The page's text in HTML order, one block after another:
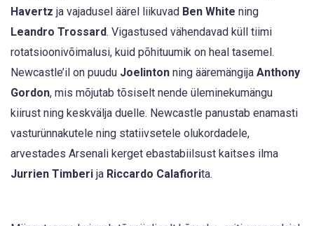
Havertz ja vajadusel äärel liikuvad Ben White ning
Leandro Trossard. Vigastused vähendavad küll tiimi
rotatsioonivõimalusi, kuid põhituumik on heal tasemel.
Newcastle’il on puudu Joelinton ning ääremängija Anthony
Gordon, mis mõjutab tõsiselt nende üleminekumängu
kiirust ning keskvälja duelle. Newcastle panustab enamasti
vasturünnakutele ning statiivsetele olukordadele,
arvestades Arsenali kerget ebastabiilsust kaitses ilma
Jurrien Timberi ja Riccardo Calafiorita.